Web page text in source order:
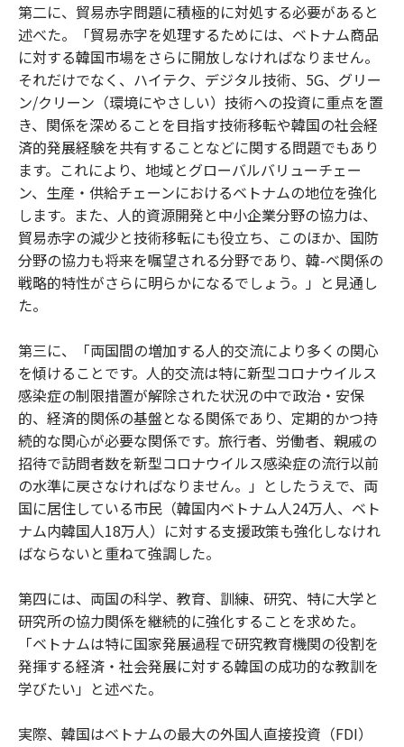
第二に、貿易赤字問題に積極的に対処する必要があると
述べた。「貿易赤字を処理するためには、ベトナム商品
に対する韓国市場をさらに開放しなければなりません。
それだけでなく、ハイテク、デジタル技術、5G、グリー
ン/クリーン（環境にやさしい）技術への投資に重点を置
き、関係を深めることを目指す技術移転や韓国の社会経
済的発展経験を共有することなどに関する問題でもあり
ます。これにより、地域とグローバルバリューチェー
ン、生産・供給チェーンにおけるベトナムの地位を強化
します。また、人的資源開発と中小企業分野の協力は、
貿易赤字の減少と技術移転にも役立ち、このほか、国防
分野の協力も将来を嘱望される分野であり、韓-ベ関係の
戦略的特性がさらに明らかになるでしょう。」と見通し
た。
第三に、「両国間の増加する人的交流により多くの関心
を傾けることです。人的交流は特に新型コロナウイルス
感染症の制限措置が解除された状況の中で政治・安保
的、経済的関係の基盤となる関係であり、定期的かつ持
続的な関心が必要な関係です。旅行者、労働者、親戚の
招待で訪問者数を新型コロナウイルス感染症の流行以前
の水準に戻さなければなりません。」としたうえで、両
国に居住している市民（韓国内ベトナム人24万人、ベト
ナム内韓国人18万人）に対する支援政策も強化しなけれ
ばならないと重ねて強調した。
第四には、両国の科学、教育、訓練、研究、特に大学と
研究所の協力関係を継続的に強化することを求めた。
「ベトナムは特に国家発展過程で研究教育機関の役割を
発揮する経済・社会発展に対する韓国の成功的な教訓を
学びたい」と述べた。
実際、韓国はベトナムの最大の外国人直接投資（FDI）